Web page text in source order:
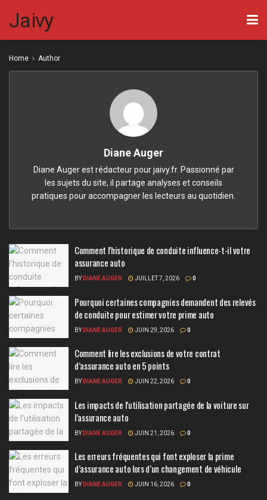
Jaivy
Home Author
Diane Auger
Diane Auger est rédacteur pour jaivy.fr. Passionné par
les sujets du site, il partage analyses et conseils
pratiques pour accompagner les lecteurs au quotidien.
Comment l’historique de conduite influence-t-il votre
assurance auto
BY DIANE AUGER JUILLET 7, 2026 0
Pourquoi certaines compagnies demandent des relevés
de conduite pour estimer votre prime auto
BY DIANE AUGER JUIN 29, 2026 0
Comment lire les exclusions de votre contrat
d’assurance auto en 5 points
BY DIANE AUGER JUIN 22, 2026 0
Les impacts de l’utilisation partagée de la voiture sur
l’assurance auto
BY DIANE AUGER JUIN 21, 2026 0
Les erreurs fréquentes qui font exploser la prime
d’assurance auto lors d’un changement de véhicule
BY DIANE AUGER JUIN 16, 2026 0